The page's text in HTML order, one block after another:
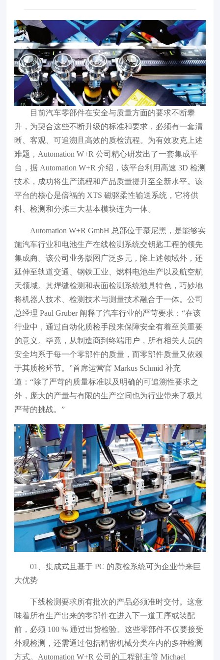
目前汽车零部件在安全与质量方面的要求不断攀
升，为契合这些不断升级的标准和要求，必须有一套清
晰、客观、可追溯且高效的质检流程。为有效攻克上述
难题，Automation W+R 公司精心研发出了一套集成平
台，据 Automation W+R 介绍，该平台利用高速 3D 检测
技术，成功将生产流程和产品质量提升至全新水平。该
平台的核心是倍福的 XTS 磁驱柔性输送系统，它将供
料、检测和分拣三大基本模块连为一体。
Automation W+R GmbH 总部位于慕尼黑，是能够实
施汽车行业和电池生产在线检测系统交钥匙工程的领先
集成商。该公司业务版图广泛多元，除上述领域外，还
延伸至轨道交通、钢铁工业、燃料电池生产以及航空航
天领域。其焊缝检测和表面检测系统独具特色，巧妙地
将机器人技术、检测技术与测量技术融合于一体。公司
总经理 Paul Gruber 阐释了汽车行业的严苛要求：“在该
行业中，通过自动化质检手段来保障安全有着至关重要
的意义。毕竟，从制造商到终端用户，所有相关人员的
安全均系于每一个零部件的质量，而零部件质量又依赖
于其质检环节。”首席运营官 Markus Schmid 补充
道：“除了严苛的质量标准以及明确的可追溯性要求之
外，庞大的产量与有限的生产空间也为行业带来了极其
严苛的挑战。”
01、 集成式且基于 PC 的质检系统可为企业带来巨
大优势
下线检测要求所有批次的产品必须准时交付。这意
味着所有生产出来的零部件在进入下一道工序或装配
前，必须 100 % 通过出货检验。这些零部件不仅要接受
外观检测，还需通过包括精密机械分类在内的多种检测
方式。Automation W+R 公司的工程部主管 Michael